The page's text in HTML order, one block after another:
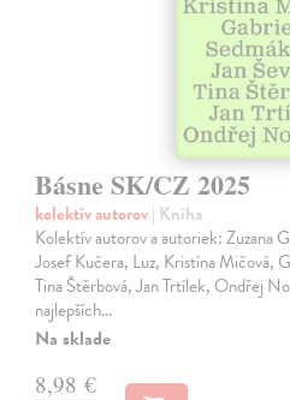
Básne SK/CZ 2025
kolektív autorov| Kniha
Kolektív autorov a autoriek: Zuzana
Josef Kučera, Luz, Kristína Mičová,
Tina Štěrbová, Jan Trtílek, Ondřej
najlepších…
Na sklade
8,98 €